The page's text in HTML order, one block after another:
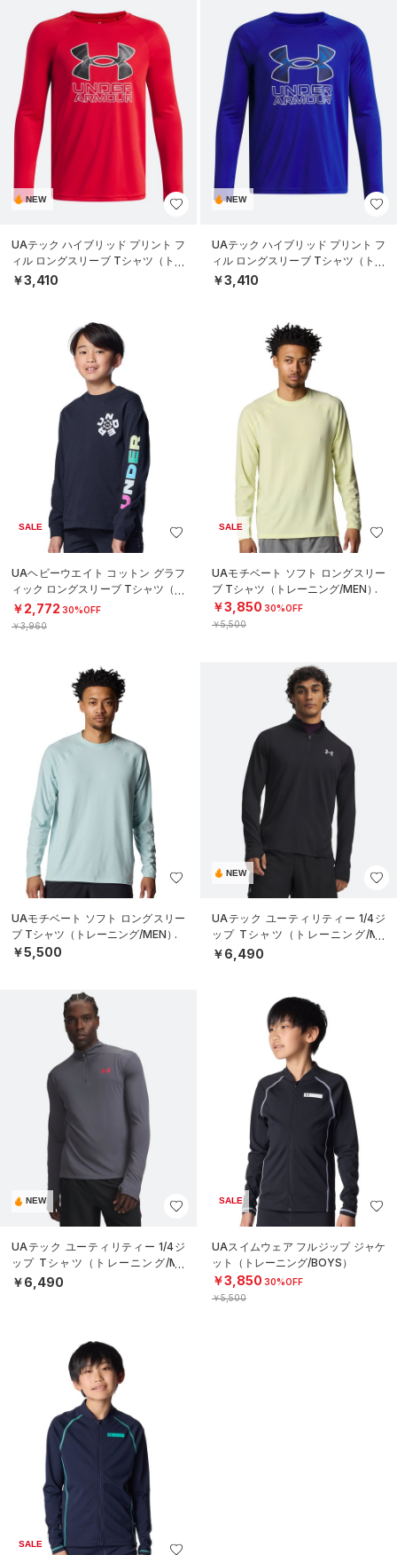
NEW
UAテック ハイブリッド プリント フ
ィル ロングスリーブ Tシャツ（トレ
ーニング/BOYS）
￥3,410
NEW
UAテック ハイブリッド プリント フ
ィル ロングスリーブ Tシャツ（トレ
ーニング/BOYS）
￥3,410
SALE
UAヘビーウエイト コットン グラフ
ィック ロングスリーブ Tシャツ（ト
レーニング/BOYS）
￥2,772 30%OFF
￥3,960
SALE
UAモチベート ソフト ロングスリー
ブ Tシャツ（トレーニング/MEN）
￥3,850 30%OFF
￥5,500
UAモチベート ソフト ロングスリー
ブ Tシャツ（トレーニング/MEN）
￥5,500
NEW
UAテック ユーティリティー 1/4ジ
ップ Tシャツ（トレーニング/ME
N）
￥6,490
NEW
UAテック ユーティリティー 1/4ジ
ップ Tシャツ（トレーニング/ME
N）
￥6,490
SALE
UAスイムウェア フルジップ ジャケ
ット（トレーニング/BOYS）
￥3,850 30%OFF
￥5,500
SALE